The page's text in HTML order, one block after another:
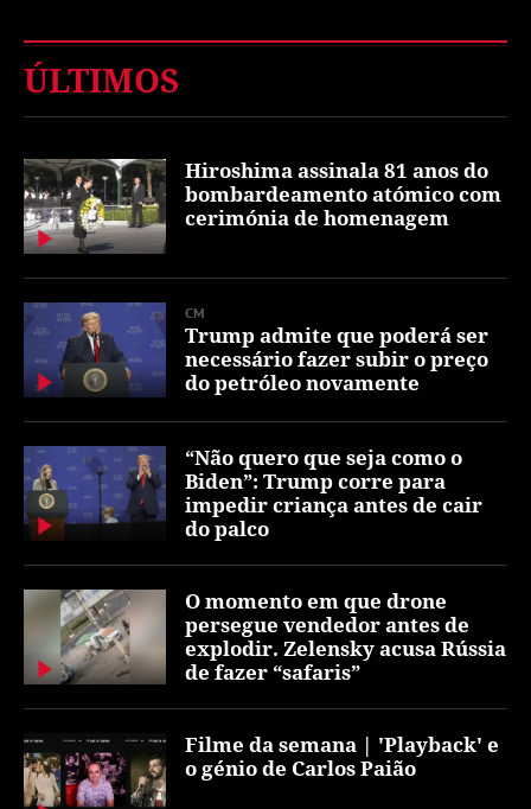
ÚLTIMOS
Hiroshima assinala 81 anos do
bombardeamento atómico com
cerimónia de homenagem
CM
Trump admite que poderá ser
necessário fazer subir o preço
do petróleo novamente
“Não quero que seja como o
Biden”: Trump corre para
impedir criança antes de cair
do palco
O momento em que drone
persegue vendedor antes de
explodir. Zelensky acusa Rússia
de fazer “safaris”
Filme da semana | 'Playback' e
o génio de Carlos Paião